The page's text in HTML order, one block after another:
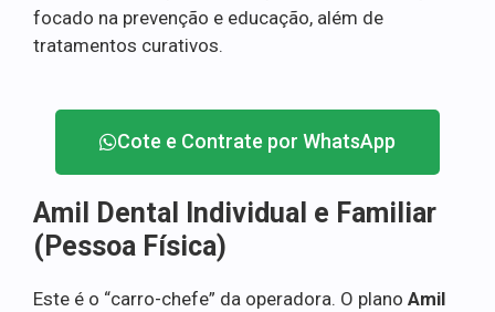
focado na prevenção e educação, além de
tratamentos curativos.
Cote e Contrate por WhatsApp
Amil Dental Individual e Familiar
(Pessoa Física)
Este é o “carro-chefe” da operadora. O plano Amil